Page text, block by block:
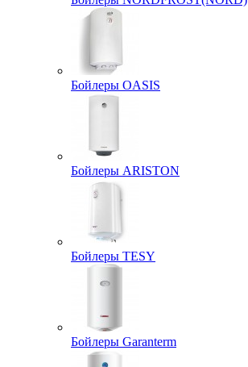
Бойлеры OASIS
Бойлеры ARISTON
Бойлеры TESY
Бойлеры Garanterm